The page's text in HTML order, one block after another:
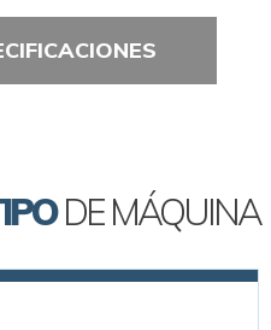
DE MÁQUINA